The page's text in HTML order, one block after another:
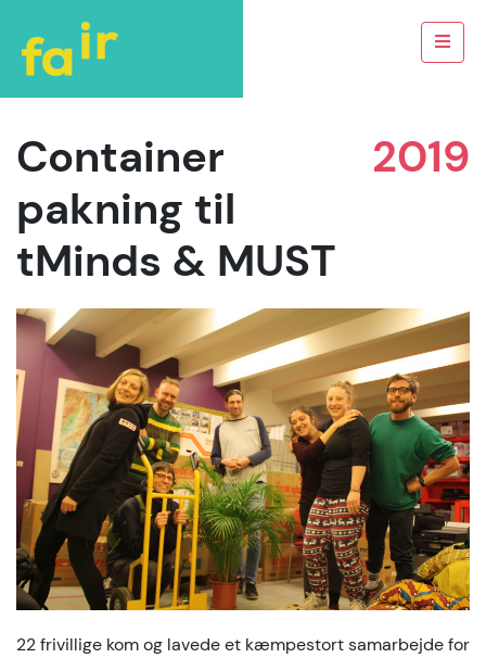
2019
Container
pakning til
tMinds & MUST
22 frivillige kom og lavede et kæmpestort samarbejde for